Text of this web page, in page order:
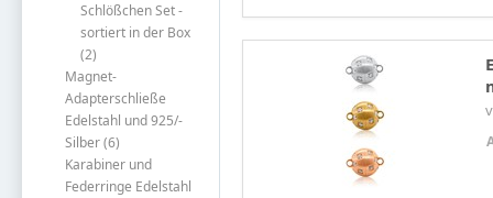
Schlößchen Set -
sortiert in der Box
(2)
Magnet-
Adapterschließe
Edelstahl und 925/-
Silber (6)
Karabiner und
Federringe Edelstahl